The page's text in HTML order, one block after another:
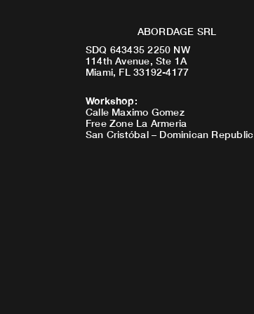
ABORDAGE SRL
SDQ 643435 2250 NW
114th Avenue, Ste 1A
Miami, FL 33192-4177
Workshop:
Calle Maximo Gomez
Free Zone La Armeria
San Cristóbal – Dominican Republic